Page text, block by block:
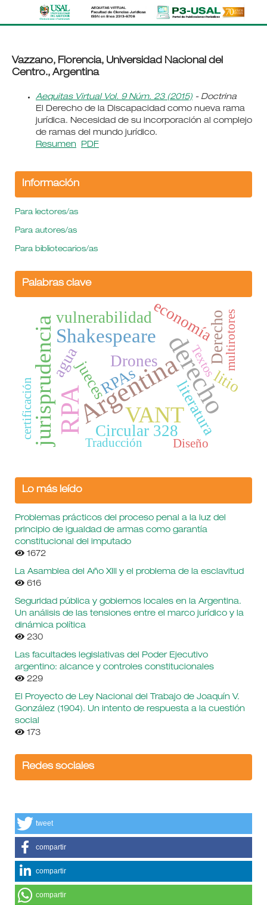
Vazzano, Florencia, Universidad Nacional del
Centro., Argentina
Aequitas Virtual Vol. 9 Núm. 23 (2015)- Doctrina
El Derecho de la Discapacidad como nueva rama
jurídica. Necesidad de su incorporación al complejo
de ramas del mundo jurídico.
Resumen
PDF
Información
Para lectores/as
Para autores/as
Para bibliotecarios/as
Palabras clave
RPAArgentinaderecho
VANT
jurisprudenciaShakespeare
literatura
juecesDrones
economía
RPAs
Circular 328
agua
vulnerabilidad Derecho
litio
certificación
Diseño
multirotores
Textos
Traducción
Lo más leído
Problemas prácticos del proceso penal a la luz del
principio de igualdad de armas como garantía
constitucional del imputado
1672
La Asamblea del Año XIII y el problema de la esclavitud
616
Seguridad pública y gobiernos locales en la Argentina.
Un análisis de las tensiones entre el marco jurídico y la
dinámica política
230
Las facultades legislativas del Poder Ejecutivo
argentino: alcance y controles constitucionales
229
El Proyecto de Ley Nacional del Trabajo de Joaquín V.
González (1904). Un intento de respuesta a la cuestión
social
173
Redes sociales
tweet
compartir
compartir
compartir